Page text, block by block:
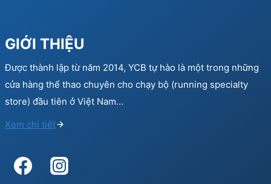
GIỚI THIỆU
Được thành lập từ năm 2014, YCB tự hào là một trong những
cửa hàng thể thao chuyên cho chạy bộ (running specialty
store) đầu tiên ở Việt Nam…
Xem chi tiết